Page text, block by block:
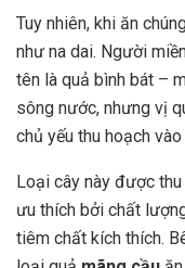
Tuy nhiên, khi ăn
như na dai. Người
tên là quả bình bát –
sông nước, nhưng vị
chủ yếu thu hoạch
Loại cây này được
ưu thích bởi chất
tiêm chất kích thích.